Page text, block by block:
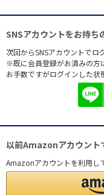
SNSアカウントをお持ち
次回からSNSアカウントでロ
※既に会員登録がお済みの方
お手数ですがログインした状
以前Amazonアカウント
Amazonアカウントを利用し